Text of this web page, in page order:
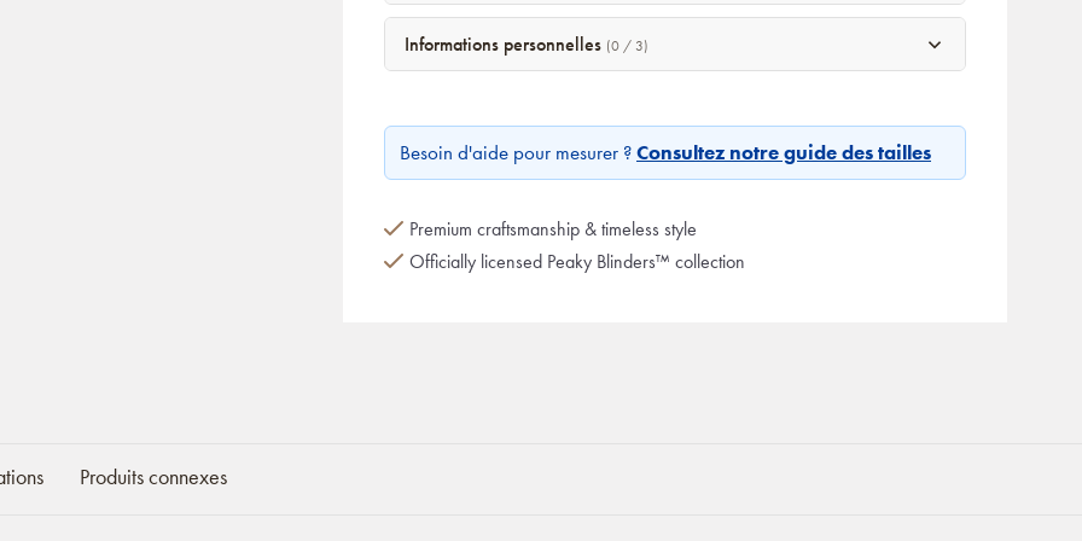
Informations personnelles (0 / 3)
Besoin d'aide pour mesurer ? Consultez notre guide des tailles
Premium craftsmanship & timeless style
Officially licensed Peaky Blinders™ collection
Produits connexes